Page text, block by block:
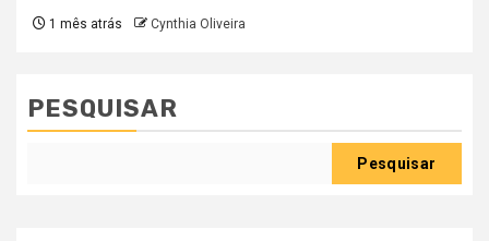
1 mês atrás Cynthia Oliveira
PESQUISAR
Pesquisar